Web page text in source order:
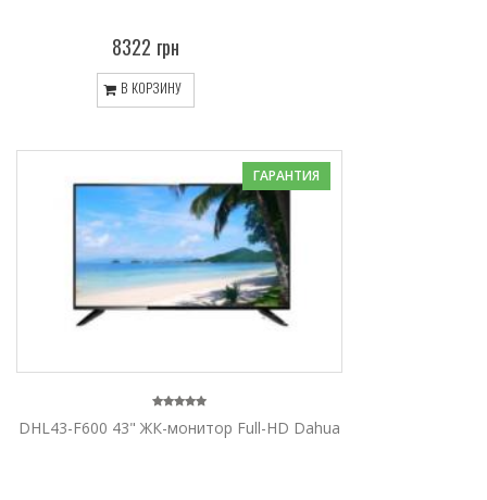
8322 грн
В КОРЗИНУ
ГАРАНТИЯ
DHL43-F600 43" ЖК-монитор Full-HD Dahua